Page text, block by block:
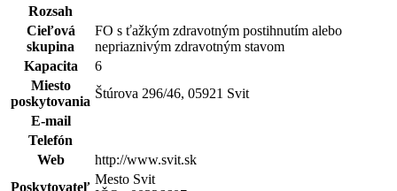
Rozsah
Cieľová
skupina
FO s ťažkým zdravotným postihnutím alebo
nepriaznivým zdravotným stavom
Kapacita
6
Miesto
poskytovania
Štúrova 296/46, 05921 Svit
E-mail
Telefón
Web
http://www.svit.sk
Poskytovateľ
Mesto Svit